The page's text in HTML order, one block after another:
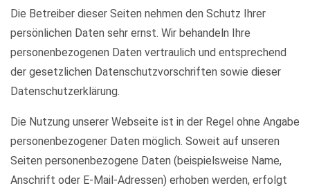
Die Betreiber dieser Seiten nehmen den Schutz Ihrer
persönlichen Daten sehr ernst. Wir behandeln Ihre
personenbezogenen Daten vertraulich und entsprechend
der gesetzlichen Datenschutzvorschriften sowie dieser
Datenschutzerklärung.
Die Nutzung unserer Webseite ist in der Regel ohne Angabe
personenbezogener Daten möglich. Soweit auf unseren
Seiten personenbezogene Daten (beispielsweise Name,
Anschrift oder E-Mail-Adressen) erhoben werden, erfolgt